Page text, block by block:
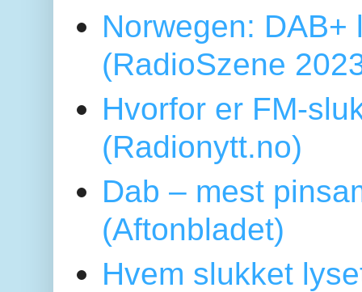
Norwegen:
(RadioSzene
Hvorfor er FM-
(Radionytt.no)
Dab – mest
(Aftonbladet)
Hvem slukket